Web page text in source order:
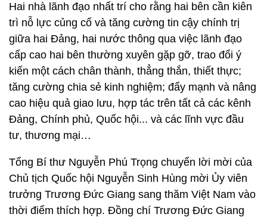
Hai nhà lãnh đạo nhất trí cho rằng hai bên cần kiên
trì nỗ lực củng cố và tăng cường tin cậy chính trị
giữa hai Đảng, hai nước thông qua việc lãnh đạo
cấp cao hai bên thường xuyên gặp gỡ, trao đổi ý
kiến một cách chân thành, thẳng thắn, thiết thực;
tăng cường chia sẻ kinh nghiệm; đẩy mạnh và nâng
cao hiệu quả giao lưu, hợp tác trên tất cả các kênh
Đảng, Chính phủ, Quốc hội... và các lĩnh vực đầu
tư, thương mại…
Tổng Bí thư Nguyễn Phú Trọng chuyển lời mời của
Chủ tịch Quốc hội Nguyễn Sinh Hùng mời Ủy viên
trưởng Trương Đức Giang sang thăm Việt Nam vào
thời điểm thích hợp. Đồng chí Trương Đức Giang